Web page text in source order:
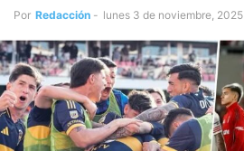
Por Redacción - lunes 3 de noviembre, 2025